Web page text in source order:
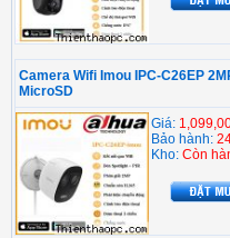
Camera Wifi Imou IPC-C26EP
MicroSD
Giá:
Bảo hành:
Kho: Còn